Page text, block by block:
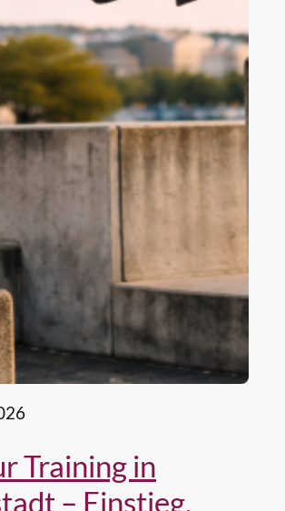
Training in
– Einstieg,